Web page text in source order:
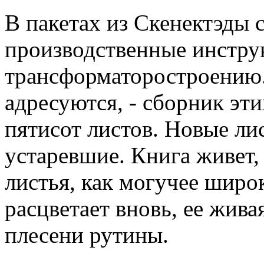
В пакетах из Скенектэды
производственные
адресуются, - сборник
пятисот листов. Новые
устаревшие. Книга
листья, как могучее
расцветает вновь, ее
плесени рутины.